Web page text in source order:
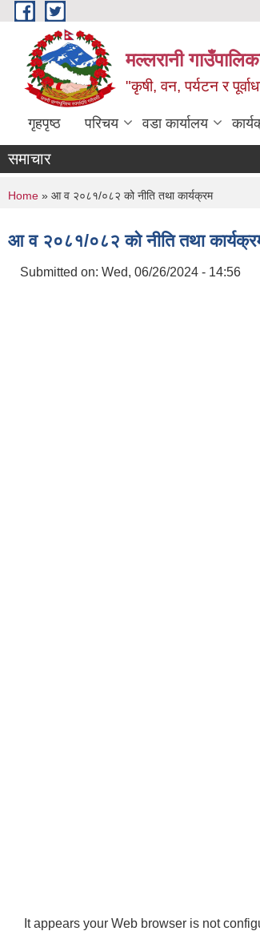
Skip to main content
मल्लरानी
"कृषी, वन, पर्यटन र
गृहपृष्ठ परिचय वडा कार्यालय
समाचार
You are here
Home » आ व २०८१/०८२ को नीति तथा कार्यक्रम
आ व २०८१/०८२ को नीति तथा
Submitted on: Wed, 06/26/2024 - 14:56
It appears your Web browser is not